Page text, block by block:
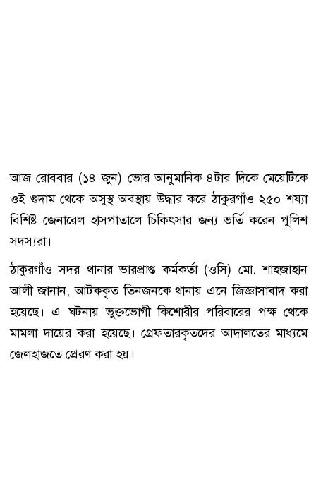
আজ রোববার (১৪ জুন) ভোর আনুমানিক ৪টার দিকে মেয়েটিকে
ওই গুদাম থেকে অসুস্থ অবস্থায় উদ্ধার করে ঠাকুরগাঁও ২৫০ শয্যা
বিশিষ্ট জেনারেল হাসপাতালে চিকিৎসার জন্য ভর্তি করেন পুলিশ
সদস্যরা।
ঠাকুরগাঁও সদর থানার ভারপ্রাপ্ত কর্মকর্তা (ওসি) মো. শাহজাহান
আলী জানান, আটককৃত তিনজনকে থানায় এনে জিজ্ঞাসাবাদ করা
হয়েছে। এ ঘটনায় ভুক্তভোগী কিশোরীর পরিবারের পক্ষ থেকে
মামলা দায়ের করা হয়েছে। গ্রেফতারকৃতদের আদালতের মাধ্যমে
জেলহাজতে প্রেরণ করা হয়।